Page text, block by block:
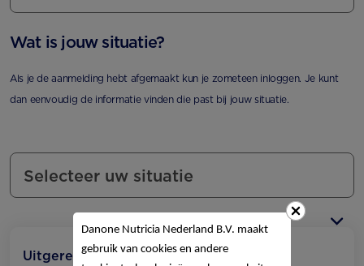
Wat is jouw situatie?
Als je de aanmelding hebt afgemaakt kun je zometeen inloggen. Je kunt
dan eenvoudig de informatie vinden die past bij jouw situatie.
Uitgerekende datum/geboortedatum:
Danone Nutricia Nederland B.V. maakt
gebruik van cookies en andere